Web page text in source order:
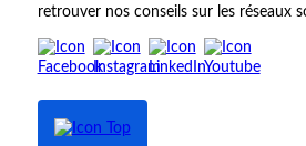
retrouver nos conseils sur les réseaux